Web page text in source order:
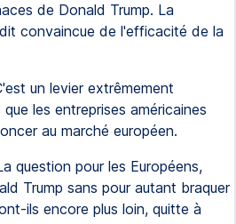
de Donald Trump. La
convaincue de l'efficacité de la
un levier extrêmement
les entreprises américaines
au marché européen.
question pour les Européens,
Trump sans pour autant braquer
ils encore plus loin, quitte à